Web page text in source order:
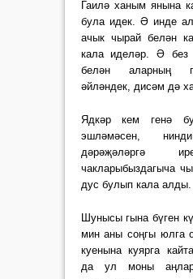
Гаилә ханым янына
була идек. Ә инде
ачык чырай белән
кала иделәр. Ә
белән аларның
әйләндек, дисәм дә
Ядкәр кем генә
эшләмәсен,
дәрәҗәләргә
чакларыбыздагыча
дус булып кала алды.
Шунысы гына бүген
мин аны соңгы юлга
куенына куярга
да ул моны